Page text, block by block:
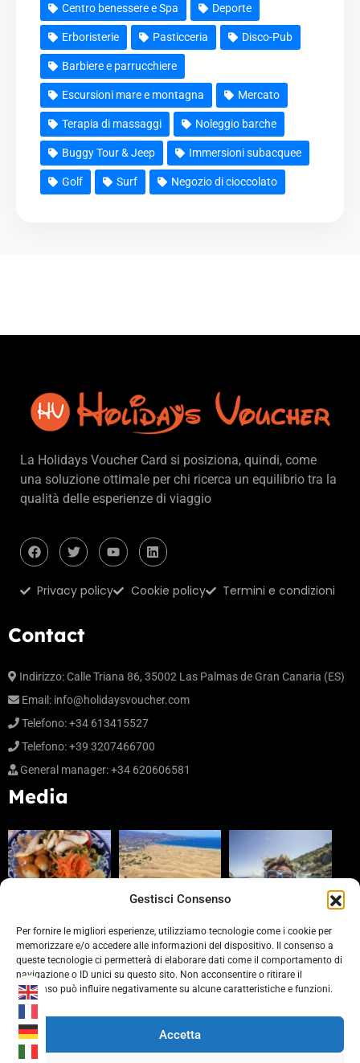
Gestisci Consenso
Per fornire le migliori esperienze, utilizziamo tecnologie come i cookie per
memorizzare e/o accedere alle informazioni del dispositivo. Il consenso a
queste tecnologie ci permetterà di elaborare dati come il comportamento di
navigazione o ID unici su questo sito. Non acconsentire o ritirare il
consenso può influire negativamente su alcune caratteristiche e funzioni.
Accetta
Centro benessere e Spa Deporte
Erboristerie Pasticceria Disco-Pub
Barbiere e parrucchiere
Escursioni mare e montagna Mercato
Terapia di massaggi Noleggio barche
Buggy Tour & Jeep Immersioni subacquee
Golf Surf Negozio di cioccolato
La Holidays Voucher Card si posiziona, quindi, come
una soluzione ottimale per chi ricerca un equilibrio tra la
qualità delle esperienze di viaggio
Privacy policy Cookie policy Termini e condizioni
Contact
Indirizzo: Calle Triana 86, 35002 Las Palmas de Gran Canaria (ES)
Email: info@holidaysvoucher.com
Telefono: +34 613415527
Telefono: +39 3207466700
General manager: +34 620606581
Media
Partners
https://www.laprovinciacv.it/
https://www.civonline.it/
https://b-rewards.it/